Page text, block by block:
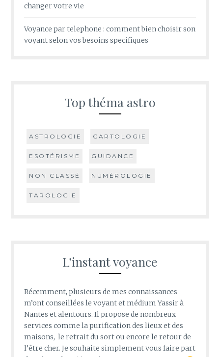
changer votre vie
Voyance par telephone : comment bien choisir son
voyant selon vos besoins specifiques
Top théma astro
ASTROLOGIE CARTOLOGIE
ESOTÉRISME GUIDANCE
NON CLASSÉ NUMÉROLOGIE
TAROLOGIE
L’instant voyance
Récemment, plusieurs de mes connaissances
m’ont conseillées le voyant et médium Yassir à
Nantes et alentours. Il propose de nombreux
services comme la purification des lieux et des
maisons, le retrait du sort ou encore le retour de
l’être cher. Je souhaite simplement vous faire part